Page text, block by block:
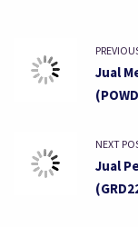
Jual
NEXT
Jual